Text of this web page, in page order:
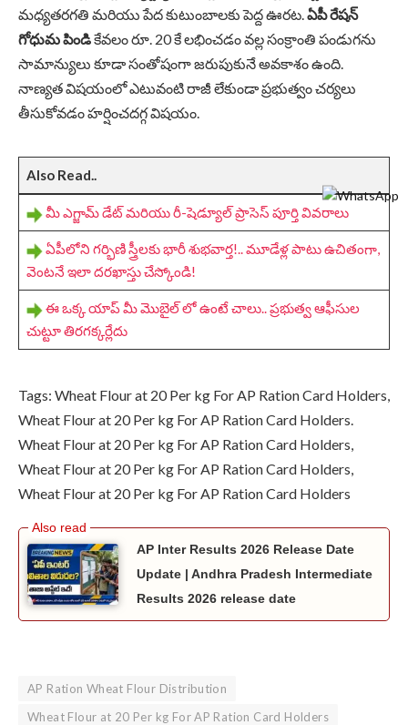
మధ్యతరగతి మరియు పేద కుటుంబాలకు పెద్ద ఊరట.ఏపీ రేషన్
గోధుమ పిండికేవలం రూ. 20 కే లభించడం వల్ల సంక్రాంతి పండుగను
సామాన్యులు కూడా సంతోషంగా జరుపుకునే అవకాశం ఉంది.
నాణ్యత విషయంలో ఎటువంటి రాజీ లేకుండా ప్రభుత్వం చర్యలు
తీసుకోవడం హర్షించదగ్గ విషయం.
Also Read..
మీ ఎగ్జామ్ డేట్ మరియు రీ-షెడ్యూల్ ప్రాసెస్ పూర్తి వివరాలు
ఏపీలోని గర్భిణి స్త్రీలకు భారీ శుభవార్త!.. మూడేళ్ల పాటు ఉచితంగా,
వెంటనే ఇలా దరఖాస్తు చేస్కోండి!
ఈ ఒక్క యాప్‌ మీ మొబైల్ లో ఉంటే చాలు.. ప్రభుత్వ ఆఫీసుల
చుట్టూ తిరగక్కర్లేదు
Tags: Wheat Flour at 20 Per kg For AP Ration Card Holders,
Wheat Flour at 20 Per kg For AP Ration Card Holders.
Wheat Flour at 20 Per kg For AP Ration Card Holders,
Wheat Flour at 20 Per kg For AP Ration Card Holders,
Wheat Flour at 20 Per kg For AP Ration Card Holders
AP Inter Results 2026 Release Date
Update | Andhra Pradesh Intermediate
Results 2026 release date
AP Ration Wheat Flour Distribution
Wheat Flour at 20 Per kg For AP Ration Card Holders